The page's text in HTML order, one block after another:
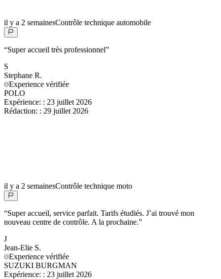
il y a 2 semainesContrôle technique automobile
“Super accueil très professionnel”
S
Stephane R.
Experience vérifiée
POLO
Expérience: : 23 juillet 2026
Rédaction: : 29 juillet 2026
il y a 2 semainesContrôle technique moto
“Super accueil, service parfait. Tarifs étudiés. J’ai trouvé mon
nouveau centre de contrôle. A la prochaine.”
J
Jean-Elie S.
Experience vérifiée
SUZUKI BURGMAN
Expérience: : 23 juillet 2026